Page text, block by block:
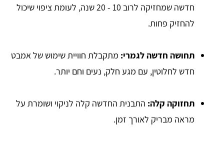
חדשה שמחזיקה לרוב 10 - 20 שנה, לעומת ציפוי שיכול
להחזיק פחות.
תחושה חדשה לגמרי: מתקבלת חוויית שימוש של אמבט
חדש לחלוטין, עם מגע חלק, נעים וחם יותר.
תחזוקה קלה: התבנית החדשה קלה לניקוי ושומרת על
מראה מבריק לאורך זמן.